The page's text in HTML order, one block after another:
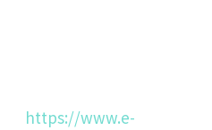
https://www.e-